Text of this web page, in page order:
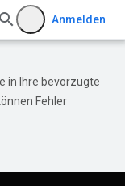
Anmelden
in Ihre bevorzugte
Fehler